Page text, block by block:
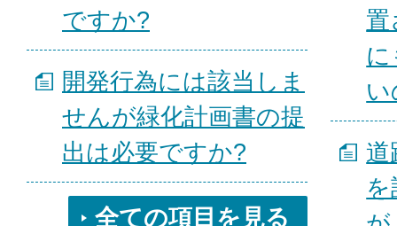
ですか?
開発行為には該当しま
せんが緑化計画書の提
出は必要ですか?
全ての項目を見る
置
道